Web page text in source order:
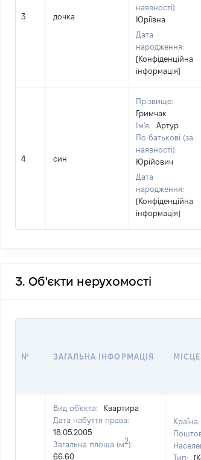
3 дочка
наявності):
Юріївна
Дата
народження:
[Конфіденційна
інформація]
4 син
Прізвище:
Гримчак
Ім'я:
Артур
По батькові (за
наявності):
Юрійович
Дата
народження:
[Конфіденційна
інформація]
3. Об'єкти нерухомості
№ ЗАГАЛЬНА ІНФОРМАЦІЯ
Вид об'єкта:
Квартира
Дата набуття права:
18.05.2005
Загальна площа (м2):
66.60
Країна:
Тип: